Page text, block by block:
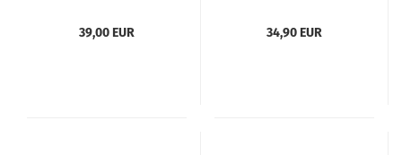
39,00 EUR
34,90 EUR